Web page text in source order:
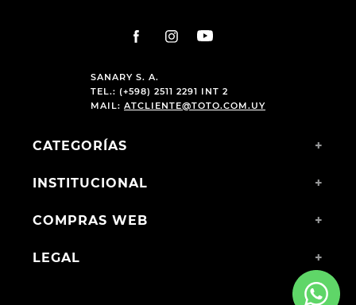
SANARY S. A.
TEL.: (+598) 2511 2291 INT 2
MAIL: ATCLIENTE@TOTO.COM.UY
CATEGORÍAS +
INSTITUCIONAL +
COMPRAS WEB +
LEGAL +